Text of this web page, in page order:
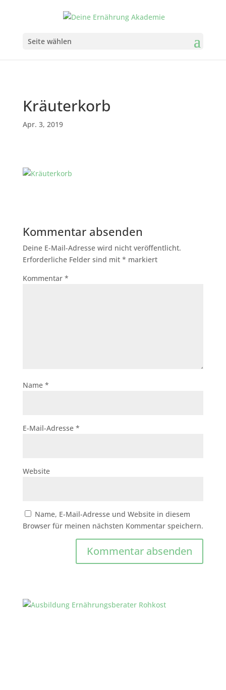
Seite wählen
Kräuterkorb
Apr. 3, 2019
Kommentar absenden
Deine E-Mail-Adresse wird nicht veröffentlicht.
Erforderliche Felder sind mit * markiert
Kommentar *
Name *
E-Mail-Adresse *
Website
Name, E-Mail-Adresse und Website in diesem
Browser für meinen nächsten Kommentar speichern.